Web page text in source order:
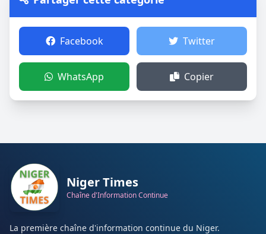
Facebook Twitter
WhatsApp Copier
Niger Times
Chaîne d'Information Continue
La première chaîne d'information continue du Niger.